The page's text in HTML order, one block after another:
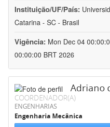
Instituição/UF/País:
Catarina - SC - Brasil
Vigência: Mon Dec 04
00:00:00 BRT 2026
Adriano
COORDENADOR(A)
ENGENHARIAS
Engenharia Mecânica